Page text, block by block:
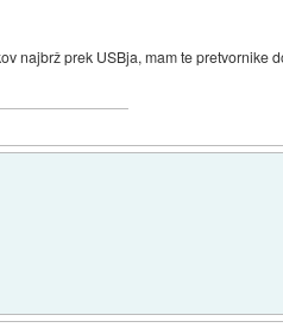
najbrž prek USBja, mam te